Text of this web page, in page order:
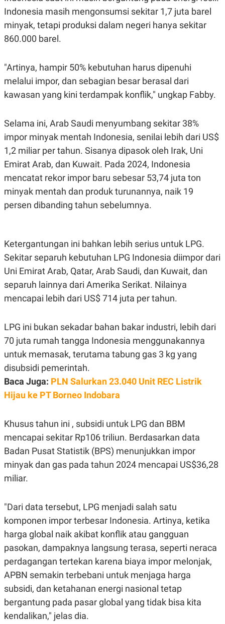
S
A
D
A
T
A
G
S
K
O
N
A
V
L
I
P
U
JARINGAN
O
N
T
A
D
M
Y
R
E
S
S
A
S
E
.
I
D
L
G
A
N
A
C
E
T
A
K
K
R
J
A
E
I
T
E
N
P
P
E
R
D
E
R
T
I
I
K
G
M
E
I
.
I
SITEMAPPROFILETERM
Indonesia masih mengonsumsi sekitar 1,7 juta barel
minyak, tetapi produksi dalam negeri hanya sekitar
860.000 barel.
"Artinya, hampir 50% kebutuhan harus dipenuhi
melalui impor, dan sebagian besar berasal dari
kawasan yang kini terdampak konflik," ungkap Fabby.
Selama ini, Arab Saudi menyumbang sekitar 38%
impor minyak mentah Indonesia, senilai lebih dari US$
1,2 miliar per tahun. Sisanya dipasok oleh Irak, Uni
Emirat Arab, dan Kuwait. Pada 2024, Indonesia
mencatat rekor impor baru sebesar 53,74 juta ton
minyak mentah dan produk turunannya, naik 19
persen dibanding tahun sebelumnya.
Ketergantungan ini bahkan lebih serius untuk LPG.
Sekitar separuh kebutuhan LPG Indonesia diimpor dari
Uni Emirat Arab, Qatar, Arab Saudi, dan Kuwait, dan
separuh lainnya dari Amerika Serikat. Nilainya
mencapai lebih dari US$ 714 juta per tahun.
LPG ini bukan sekadar bahan bakar industri, lebih dari
70 juta rumah tangga Indonesia menggunakannya
untuk memasak, terutama tabung gas 3 kg yang
disubsidi pemerintah.
Baca Juga: PLN Salurkan 23.040 Unit REC Listrik
Hijau ke PT Borneo Indobara
Khusus tahun ini , subsidi untuk LPG dan BBM
mencapai sekitar Rp106 triliun. Berdasarkan data
Badan Pusat Statistik (BPS) menunjukkan impor
minyak dan gas pada tahun 2024 mencapai US$36,28
miliar.
"Dari data tersebut, LPG menjadi salah satu
komponen impor terbesar Indonesia. Artinya, ketika
harga global naik akibat konflik atau gangguan
pasokan, dampaknya langsung terasa, seperti neraca
perdagangan tertekan karena biaya impor melonjak,
APBN semakin terbebani untuk menjaga harga
subsidi, dan ketahanan energi nasional tetap
bergantung pada pasar global yang tidak bisa kita
kendalikan," jelas dia.